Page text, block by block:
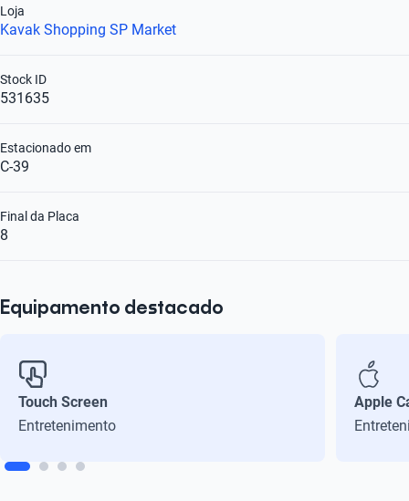
Kavak Shopping SP Market
Loja
531635
Stock ID
C-39
Estacionado em
8
Final da Placa
Equipamento destacado
Touch Screen
Entretenimento
Apple